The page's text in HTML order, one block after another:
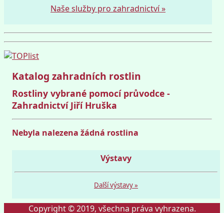
Naše služby pro zahradnictví »
Katalog zahradních rostlin
Rostliny vybrané pomocí průvodce -
Zahradnictví Jiří Hruška
Nebyla nalezena žádná rostlina
Výstavy
Další výstavy »
Copyright © 2019, všechna práva vyhrazena.